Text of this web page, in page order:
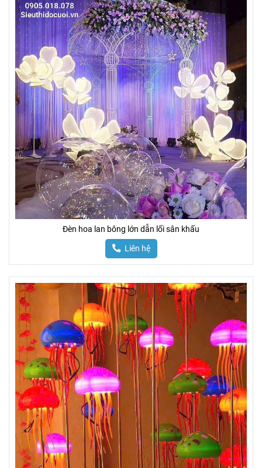
Đèn hoa lan bông lớn dẫn lối sân khấu
Liên hệ